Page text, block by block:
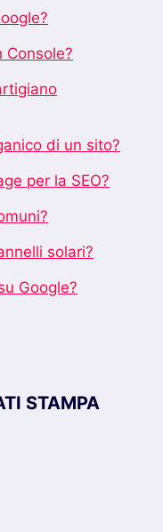
Console?
di un sito?
per la SEO?
solari?
Google?
STAMPA